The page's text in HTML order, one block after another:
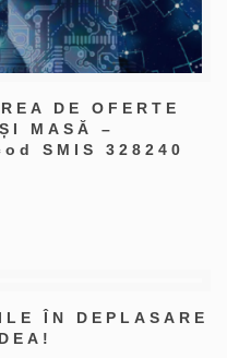
DE OFERTE
MASĂ –
SMIS 328240
ÎN DEPLASARE